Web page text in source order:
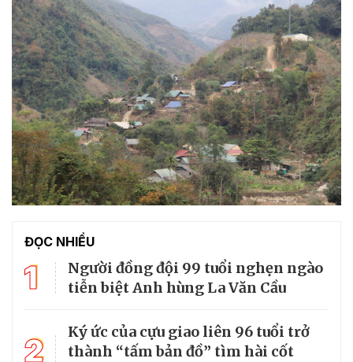
ĐỌC NHIỀU
1
Người đồng đội 99 tuổi nghẹn ngào
tiễn biệt Anh hùng La Văn Cầu
2
Ký ức của cựu giao liên 96 tuổi trở
thành “tấm bản đồ” tìm hài cốt